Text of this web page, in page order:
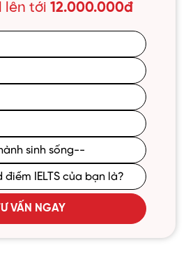
lên tới 12.000.000đ
VẤN NGAY